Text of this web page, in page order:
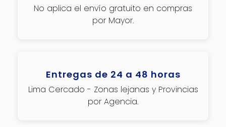
No aplica el envío gratuito en compras
por Mayor.
Entregas de 24 a 48 horas
Lima Cercado - Zonas lejanas y Provincias
por Agencia.